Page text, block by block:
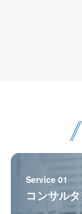
～ここが経
■業務改善に
施工現場の
善提案を歓迎
あなたの知
になります。
～経験者が
Service 01
コンサル